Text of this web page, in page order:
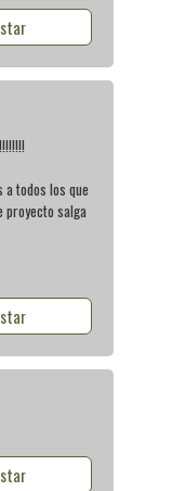
todos los que
proyecto salga